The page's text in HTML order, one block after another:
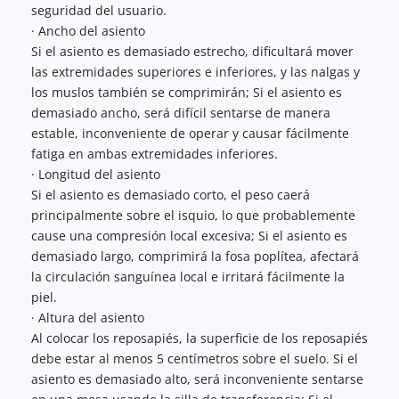
seguridad del usuario.
· Ancho del asiento
Si el asiento es demasiado estrecho, dificultará mover
las extremidades superiores e inferiores, y las nalgas y
los muslos también se comprimirán; Si el asiento es
demasiado ancho, será difícil sentarse de manera
estable, inconveniente de operar y causar fácilmente
fatiga en ambas extremidades inferiores.
· Longitud del asiento
Si el asiento es demasiado corto, el peso caerá
principalmente sobre el isquio, lo que probablemente
cause una compresión local excesiva; Si el asiento es
demasiado largo, comprimirá la fosa poplítea, afectará
la circulación sanguínea local e irritará fácilmente la
piel.
· Altura del asiento
Al colocar los reposapiés, la superficie de los reposapiés
debe estar al menos 5 centímetros sobre el suelo. Si el
asiento es demasiado alto, será inconveniente sentarse